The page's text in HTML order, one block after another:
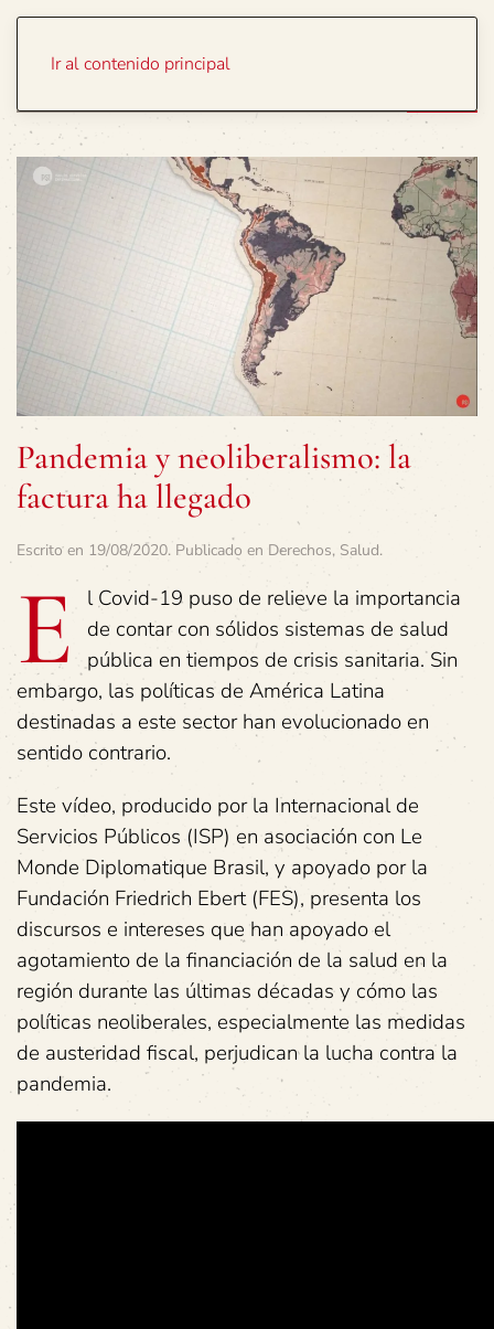
Ir al contenido principal
Pandemia y neoliberalismo: la
factura ha llegado
Escrito en 19/08/2020. Publicado en Derechos, Salud.
E
l Covid-19 puso de relieve la importancia
de contar con sólidos sistemas de salud
pública en tiempos de crisis sanitaria. Sin
embargo, las políticas de América Latina
destinadas a este sector han evolucionado en
sentido contrario.
Este vídeo, producido por la Internacional de
Servicios Públicos (ISP) en asociación con Le
Monde Diplomatique Brasil, y apoyado por la
Fundación Friedrich Ebert (FES), presenta los
discursos e intereses que han apoyado el
agotamiento de la financiación de la salud en la
región durante las últimas décadas y cómo las
políticas neoliberales, especialmente las medidas
de austeridad fiscal, perjudican la lucha contra la
pandemia.